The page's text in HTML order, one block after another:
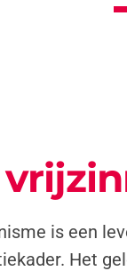
is een
Het